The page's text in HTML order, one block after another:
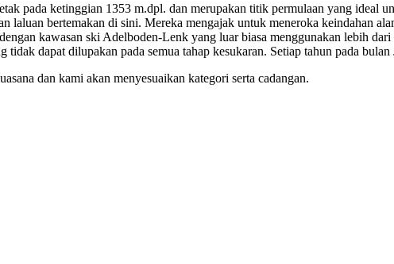
pada ketinggian 1353 m.dpl. dan merupakan titik permulaan yang ideal
laluan bertemakan di sini. Mereka mengajak untuk meneroka keindahan
kawasan ski Adelboden-Lenk yang luar biasa menggunakan lebih
tidak dapat dilupakan pada semua tahap kesukaran. Setiap tahun pada
dan kami akan menyesuaikan kategori serta cadangan.